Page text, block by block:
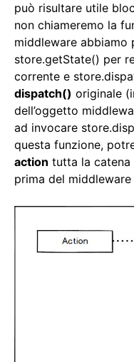
può risultare utile
non chiameremo la
middleware abbiamo
store.getState() per
corrente e
dispatch() originale
dell’oggetto
ad invocare
questa funzione,
action tutta la
prima del